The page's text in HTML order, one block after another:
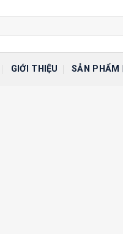
GIỚI THIỆU SẢN PHẨM